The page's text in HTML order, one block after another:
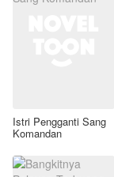
Istri Pengganti Sang
Komandan